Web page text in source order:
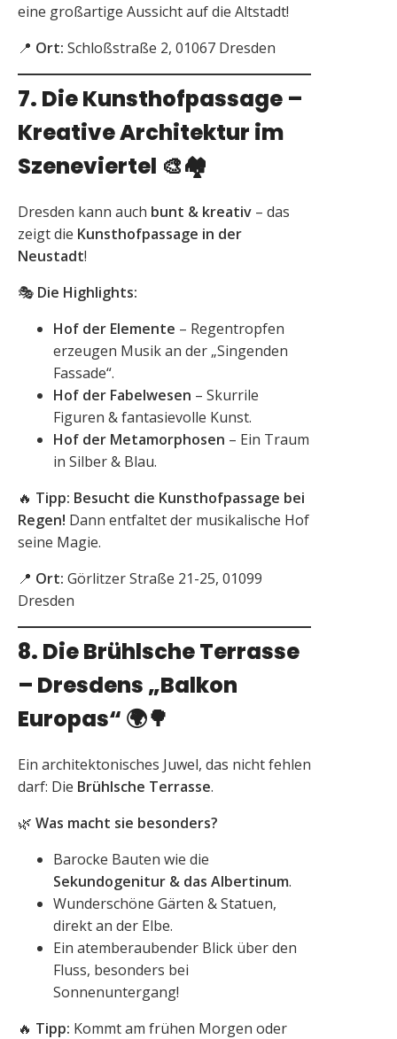
eine großartige Aussicht auf die Altstadt!
📍 Ort: Schloßstraße 2, 01067 Dresden
7. Die Kunsthofpassage –
Kreative Architektur im
Szeneviertel 🎨🏘️
Dresden kann auch bunt & kreativ – das
zeigt die Kunsthofpassage in der
Neustadt!
🎭 Die Highlights:
Hof der Elemente – Regentropfen
erzeugen Musik an der „Singenden
Fassade“.
Hof der Fabelwesen – Skurrile
Figuren & fantasievolle Kunst.
Hof der Metamorphosen – Ein Traum
in Silber & Blau.
🔥 Tipp: Besucht die Kunsthofpassage bei
Regen! Dann entfaltet der musikalische Hof
seine Magie.
📍 Ort: Görlitzer Straße 21-25, 01099
Dresden
8. Die Brühlsche Terrasse
– Dresdens „Balkon
Europas“ 🌍🌳
Ein architektonisches Juwel, das nicht fehlen
darf: Die Brühlsche Terrasse.
🌿 Was macht sie besonders?
Barocke Bauten wie die
Sekundogenitur & das Albertinum.
Wunderschöne Gärten & Statuen,
direkt an der Elbe.
Ein atemberaubender Blick über den
Fluss, besonders bei
Sonnenuntergang!
🔥 Tipp: Kommt am frühen Morgen oder